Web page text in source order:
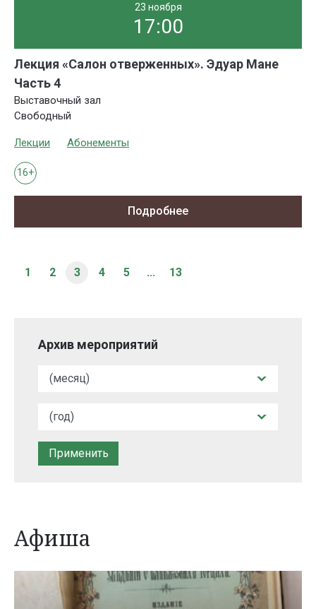
23 ноября
17:00
Лекция «Салон отверженных». Эдуар Мане
Часть 4
Выставочный зал
Свободный
Лекции Абонементы
16+
Подробнее
1 2 3 4 5 ... 13
Архив мероприятий
Афиша